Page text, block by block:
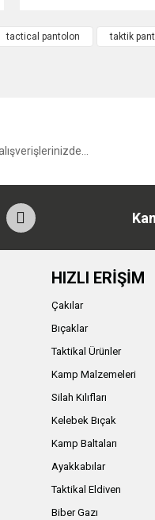
tactical pantolon taktik
HIZLI ERİŞİM
Çakılar
Bıçaklar
Taktikal Ürünler
Kamp Malzemeleri
Silah Kılıfları
Kelebek Bıçak
Kamp Baltaları
Ayakkabılar
Taktikal Eldiven
Biber Gazı